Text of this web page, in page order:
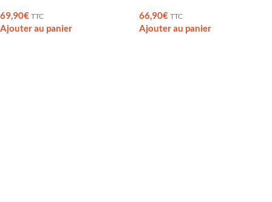
69,90€ TTC
Ajouter au panier
66,90€ TTC
Ajouter au panier